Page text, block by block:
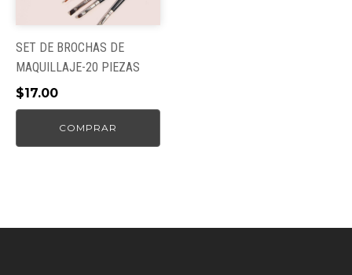
SET DE BROCHAS DE
MAQUILLAJE-20 PIEZAS
$17.00
COMPRAR